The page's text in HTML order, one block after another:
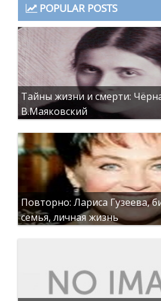
POPULAR POSTS
Тайны жизни и смерти:
В.Маяковский
Повторно: Лариса Гузеева,
семья, личная жизнь